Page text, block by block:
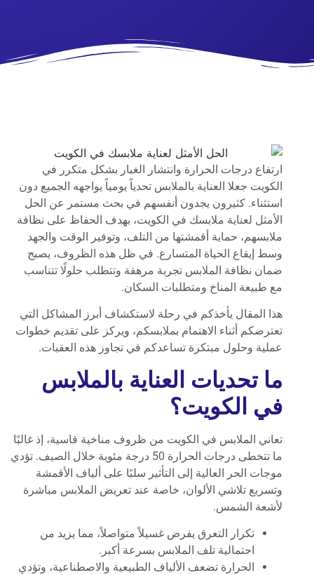
ارتفاع درجات الحرارة وانتشار الغبار بشكل متكرر في
الكويت جعلا العناية بالملابس تحدياً يومياً يواجهه الجميع دون
استثناء. كثيرون يجدون أنفسهم في بحث مستمر عن الحل
الأمثل لعناية ملابسك في الكويت، بهدف الحفاظ على نظافة
ملابسهم، حماية أقمشتها من التلف، وتوفير الوقت والجهد
وسط إيقاع الحياة المتسارع. في ظل هذه الظروف، يصبح
ضمان نظافة الملابس تجربة مرهقة وتتطلب حلولًا تتناسب
مع طبيعة المناخ ومتطلبات السكان.
هذا المقال يأخذكم في رحلة لاستكشاف أبرز المشاكل التي
تعترضكم أثناء الاهتمام بملابسكم، ويركز على تقديم خطوات
عملية وحلول مبتكرة تساعدكم في تجاوز هذه العقبات.
ما تحديات العناية بالملابس
في الكويت؟
تعاني الملابس في الكويت من ظروف مناخية قاسية، إذ غالبًا
ما تتخطى درجات الحرارة 50 درجة مئوية خلال الصيف. تؤدي
موجات الحر العالية إلى التأثير سلبًا على ألياف الأقمشة
وتسريع تلاشي الألوان، خاصة عند تعريض الملابس مباشرة
لأشعة الشمس.
تكرار التعرق يفرض غسيلاً متواصلاً، مما يزيد من
احتمالية تلف الملابس بسرعة أكبر.
الحرارة تضعف الألياف الطبيعية والاصطناعية، وتؤدي